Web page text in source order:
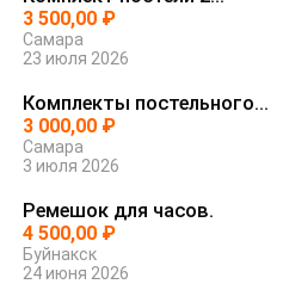
спалка
3 500,00 ₽
Самара
23 июля 2026
Комплекты постельного
белья из...
3 000,00 ₽
Самара
3 июля 2026
Ремешок для часов.
4 500,00 ₽
Буйнакск
24 июня 2026